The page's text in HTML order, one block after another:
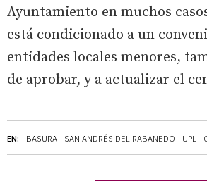
EN: BASURA SAN ANDRÉS DEL RABANEDO UPL
Ayuntamiento en muchos
está condicionado a un
entidades locales menores,
de aprobar, y a actualizar el